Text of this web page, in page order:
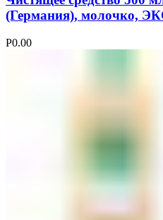
(Германия), молочко,
Р0.00